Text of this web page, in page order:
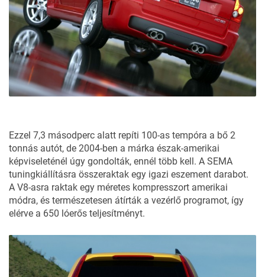
Ezzel 7,3 másodperc alatt repíti 100-as tempóra a bő 2
tonnás autót, de 2004-ben a márka észak-amerikai
képviseleténél úgy gondolták, ennél több kell. A SEMA
tuningkiállításra összeraktak egy igazi eszement darabot.
A V8-asra raktak egy méretes kompresszort amerikai
módra, és természetesen átírták a vezérlő programot, így
elérve a 650 lóerős teljesítményt.